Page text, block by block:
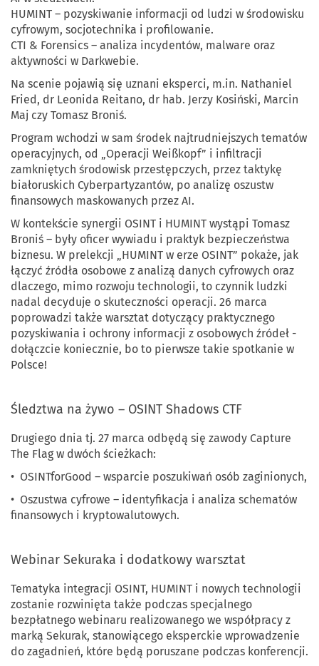
HUMINT – pozyskiwanie informacji od ludzi w środowisku
cyfrowym, socjotechnika i profilowanie.
CTI & Forensics – analiza incydentów, malware oraz
aktywności w Darkwebie.
Na scenie pojawią się uznani eksperci, m.in. Nathaniel
Fried, dr Leonida Reitano, dr hab. Jerzy Kosiński, Marcin
Maj czy Tomasz Broniś.
Program wchodzi w sam środek najtrudniejszych tematów
operacyjnych, od „Operacji Weißkopf” i infiltracji
zamkniętych środowisk przestępczych, przez taktykę
białoruskich Cyberpartyzantów, po analizę oszustw
finansowych maskowanych przez AI.
W kontekście synergii OSINT i HUMINT wystąpi Tomasz
Broniś – były oficer wywiadu i praktyk bezpieczeństwa
biznesu. W prelekcji „HUMINT w erze OSINT” pokaże, jak
łączyć źródła osobowe z analizą danych cyfrowych oraz
dlaczego, mimo rozwoju technologii, to czynnik ludzki
nadal decyduje o skuteczności operacji. 26 marca
poprowadzi także warsztat dotyczący praktycznego
pozyskiwania i ochrony informacji z osobowych źródeł -
dołączcie koniecznie, bo to pierwsze takie spotkanie w
Polsce!
Śledztwa na żywo – OSINT Shadows CTF
Drugiego dnia tj. 27 marca odbędą się zawody Capture
The Flag w dwóch ścieżkach:
• OSINTforGood – wsparcie poszukiwań osób zaginionych,
• Oszustwa cyfrowe – identyfikacja i analiza schematów
finansowych i kryptowalutowych.
Webinar Sekuraka i dodatkowy warsztat
Tematyka integracji OSINT, HUMINT i nowych technologii
zostanie rozwinięta także podczas specjalnego
bezpłatnego webinaru realizowanego we współpracy z
marką Sekurak, stanowiącego eksperckie wprowadzenie
do zagadnień, które będą poruszane podczas konferencji.